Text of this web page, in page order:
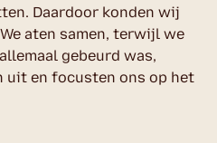
Daardoor konden wij
aten samen, terwijl we
gebeurd was,
uit en focusten ons op het